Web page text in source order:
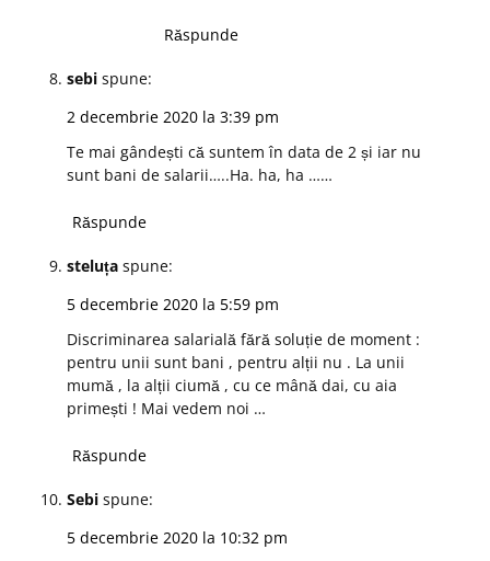
Răspunde
sebi spune:
2 decembrie 2020 la 3:39 pm
Te mai gândești că suntem în data de 2 și iar nu
sunt bani de salarii…..Ha. ha, ha ……
Răspunde
steluța spune:
5 decembrie 2020 la 5:59 pm
Discriminarea salarială fără soluție de moment :
pentru unii sunt bani , pentru alții nu . La unii
mumă , la alții ciumă , cu ce mână dai, cu aia
primești ! Mai vedem noi …
Răspunde
Sebi spune:
5 decembrie 2020 la 10:32 pm